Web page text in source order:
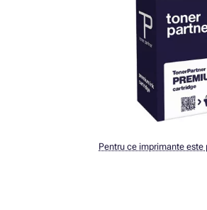
Pentru ce imprimante este